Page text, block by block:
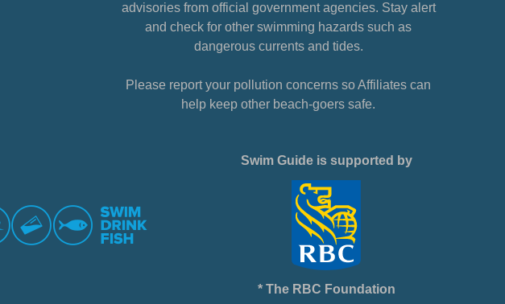
advisories from official government agencies. Stay alert
and check for other swimming hazards such as
dangerous currents and tides.
Please report your pollution concerns so Affiliates can
help keep other beach-goers safe.
Swim Guide is supported by
* The RBC Foundation